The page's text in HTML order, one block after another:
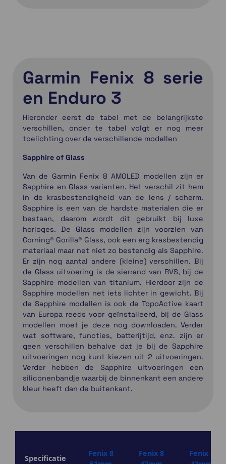
Garmin Fenix 8 serie
en Enduro 3
Hieronder eerst de tabel met de belangrijkste
verschillen, onder te tabel volgt er nog meer
toelichting over de verschillende modellen
Sapphire of Glass
Van de Garmin Fenix 8 AMOLED modellen zijn er
Sapphire en Glass varianten. Het verschil zit hem
in de krasbestendigheid van de lens / scherm.
Sapphire is een van de hardste materialen die er
bestaan, daarom wordt dit gebruikt bij luxe
horloges. De Glass modellen zijn voorzien van
Corning® Gorilla® Glass, ook een erg krasbestendig
materiaal maar net niet zo bestendig als Sapphire.
Er zijn nog aantal andere (kleine) verschillen. Bij
de Glass uitvoering is de sierrand van RVS, bij de
Sapphire modellen van titanium. Hierdoor zijn de
Sapphire modellen net iets lichter in gewicht. Bij
de Sapphire modellen is ook de TopoActive kaart
van Europa reeds voor geïnstalleerd, bij de Glass
modellen moet je deze nog downloaden. Verder
wat software, functies, batterijtijd, enz. zijn er
geen verschillen behalve dat je bij de Sapphire
uitvoeringen nog kunt kiezen uit 2 uitvoeringen.
Verder hebben de Sapphire uitvoeringen een
siliconenbandje waarbij de binnenkant een andere
kleur heeft dan de buitenkant.
Specificatie
Fenix 8
Fenix 8
Fenix 8